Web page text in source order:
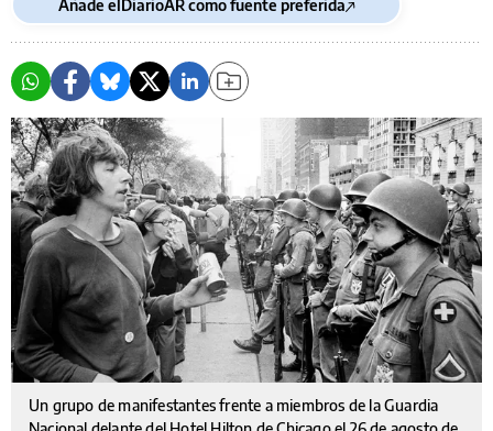
Añade elDiarioAR como fuente preferida
Un grupo de manifestantes frente a miembros de la Guardia